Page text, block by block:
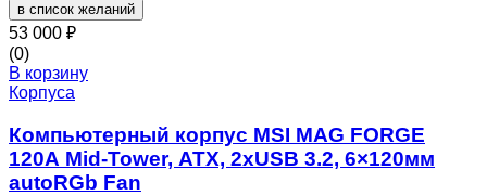
в список желаний
53 000 ₽
(0)
В корзину
Корпуса
Компьютерный корпус MSI MAG FORGE
120A Mid-Tower, ATX, 2xUSB 3.2, 6×120мм
autoRGb Fan